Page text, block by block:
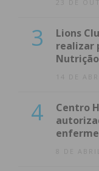
23 DE
3
Lions
realizar
14 DE
4
Centro
8 DE